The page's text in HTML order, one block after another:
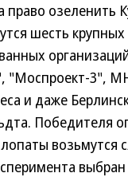
озеленить
шесть крупных
"Моспроект-3",
и даже
Победителя
лопаты возьмутся
выбран